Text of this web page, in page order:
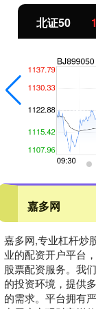
北证50
嘉多网
嘉多网,专业杠杆炒
业的配资开户平台
股票配资服务。我
的投资环境，提供
的需求。平台拥有